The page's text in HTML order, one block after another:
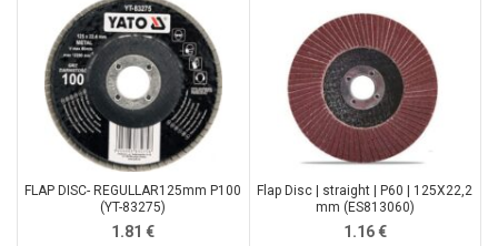
FLAP DISC- REGULLAR125mm P100
(YT-83275)
1.81€
Flap Disc | straight | P60 | 125X22,2
mm (ES813060)
1.16€